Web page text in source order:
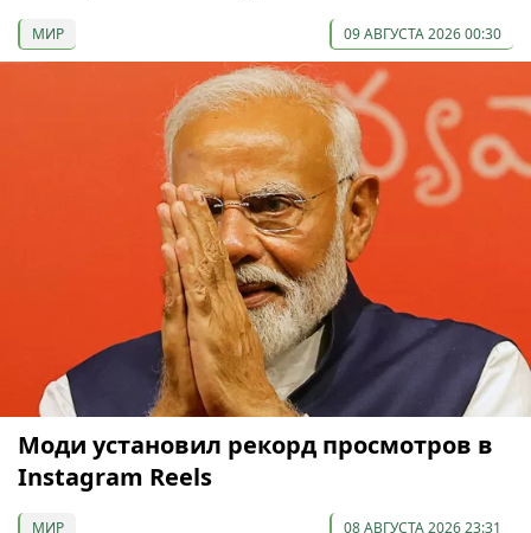
МИР 09 АВГУСТА 2026 00:30
Моди установил рекорд просмотров в
Instagram Reels
МИР 08 АВГУСТА 2026 23:31